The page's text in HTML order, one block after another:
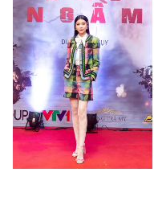
THỜI BÁO VTV
Theo dõi báo trên
Cơ quan chủ quản:Đài